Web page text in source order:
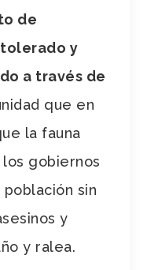
de
y
a través de
que en
la fauna
gobiernos
sin
y
y ralea.